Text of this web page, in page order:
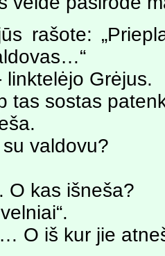
rašote:
linktelėjo Grėjus.
tas sostas
valdovu?
O kas išneša?
O iš kur jie